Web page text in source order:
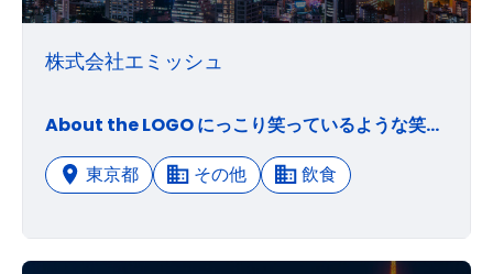
株式会社エミッシュ
About the LOGO にっこり笑っているような笑み（emi）をモチーフに、日本人の食には欠かせないお米を。社名の由来を形にしたロゴマークです。 社名の由来 食卓を「笑み」でいっぱいに Mish（ミッシュ）とは、「Ｍ」のあるDish（料理）という造語。 「My（わたしらしい）」料理、「Millet（雑穀）」のある食事、 「Mama（母）」の作る料理、そして１番大切なMinna（みんな）でいただく食事・・・ 「Ｍ」のある食事をもっともっと「E（良い）」ものにして、笑みであふれる食卓を築く。 エミッシュは、そんなご提案をいたします。
東京都
その他 飲食